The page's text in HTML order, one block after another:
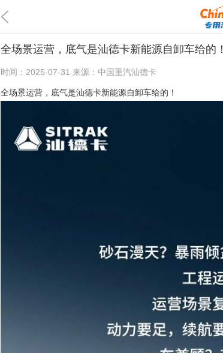
全场景运营，底气是汕德卡新能源自卸车给的！
时间： 2025-07-31 来源： 中国重汽汕德卡
全场景运营，底气是汕德卡新能源自卸车给的！